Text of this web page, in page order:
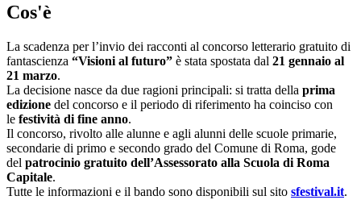
Cos'è
La scadenza per l’invio dei racconti al concorso letterario gratuito di
fantascienza “Visioni al futuro” è stata spostata dal 21 gennaio al
21 marzo.
La decisione nasce da due ragioni principali: si tratta della prima
edizione del concorso e il periodo di riferimento ha coinciso con
le festività di fine anno.
Il concorso, rivolto alle alunne e agli alunni delle scuole primarie,
secondarie di primo e secondo grado del Comune di Roma, gode
del patrocinio gratuito dell’Assessorato alla Scuola di Roma
Capitale.
Tutte le informazioni e il bando sono disponibili sul sito sfestival.it.